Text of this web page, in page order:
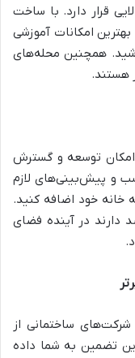
قرار دارد. با ساخت
امکانات آموزشی
همچنین محله‌های
هستند.
توسعه و گسترش
و پیش‌بینی‌های لازم
خانه خود اضافه کنید.
دارند در آینده فضای
در ساخت خانه‌های سفارشی در Vaughan شرکت‌های ساختمانی از
تضمین به شما داده